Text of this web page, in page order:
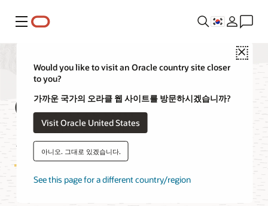
메뉴
Close
Would you like to visit an Oracle country site closer
to you?
가까운 국가의 오라클 웹 사이트를 방문하시겠습니까?
Visit Oracle United States
아니오. 그대로 있겠습니다.
See this page for a different country/region
OCI Media Flow
가격 정책